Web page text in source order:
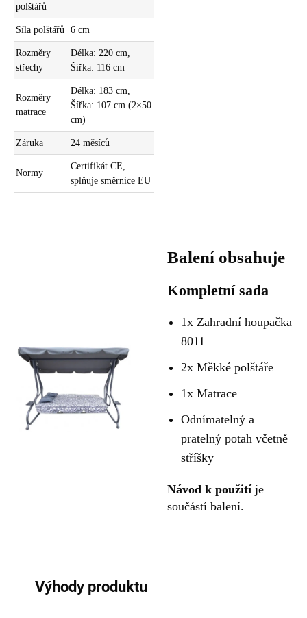
polštářů
Síla polštářů 6 cm
Rozměry
střechy
Délka: 220 cm,
Šířka: 116 cm
Rozměry
matrace
Délka: 183 cm,
Šířka: 107 cm (2×50
cm)
Záruka 24 měsíců
Normy
Certifikát CE,
splňuje směrnice EU
Balení obsahuje
Kompletní sada
1x Zahradní houpačka
8011
2x Měkké polštáře
1x Matrace
Odnímatelný a
pratelný potah včetně
stříšky
Návod k použitíje
součástí balení.
Výhody produktu